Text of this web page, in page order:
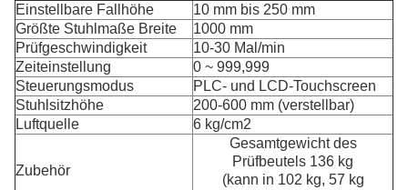
Einstellbare Fallhöhe
10 mm bis 250 mm
Größte Stuhlmaße Breite
1000 mm
Prüfgeschwindigkeit
10-30 Mal/min
Zeiteinstellung
0 ~ 999,999
Steuerungsmodus
PLC- und LCD-Touchscreen
Stuhlsitzhöhe
200-600 mm (verstellbar)
Luftquelle
6 kg/cm2
Zubehör
Gesamtgewicht des
Prüfbeutels 136 kg
(kann in 102 kg, 57 kg